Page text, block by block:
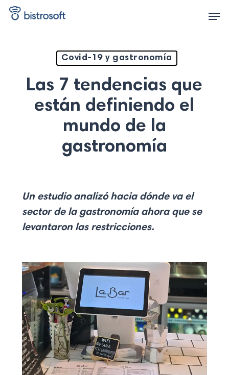
Skip
Covid-19 y gastronomía
Las 7 tendencias que
están definiendo el
mundo de la
gastronomía
Un estudio analizó hacia dónde va el
sector de la gastronomía ahora que se
levantaron las restricciones.